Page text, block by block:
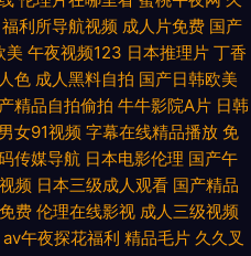
操日本日本
福利所导航视频 成人片免费 国产
美 午夜视频123 日本推理片 丁香
色 成人黑料自拍 国产日韩欧美
精品自拍偷拍 牛牛影院A片 日韩
男女91视频 字幕在线精品播放 免
传媒导航 日本电影伦理 国产午
频 日本三级成人观看 国产精品
费 伦理在线影视 成人三级视频
av午夜探花福利 精品毛片 久久叉